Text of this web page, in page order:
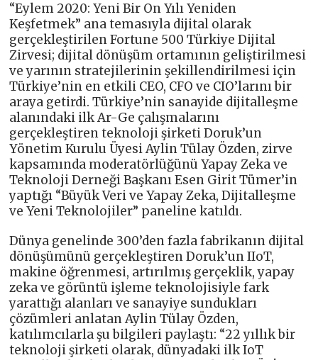
“Eylem 2020: Yeni Bir On Yılı Yeniden
Keşfetmek” ana temasıyla dijital olarak
gerçekleştirilen Fortune 500 Türkiye Dijital
Zirvesi; dijital dönüşüm ortamının geliştirilmesi
ve yarının stratejilerinin şekillendirilmesi için
Türkiye’nin en etkili CEO, CFO ve CIO’larını bir
araya getirdi. Türkiye’nin sanayide dijitalleşme
alanındaki ilk Ar-Ge çalışmalarını
gerçekleştiren teknoloji şirketi Doruk’un
Yönetim Kurulu Üyesi Aylin Tülay Özden, zirve
kapsamında moderatörlüğünü Yapay Zeka ve
Teknoloji Derneği Başkanı Esen Girit Tümer’in
yaptığı “Büyük Veri ve Yapay Zeka, Dijitalleşme
ve Yeni Teknolojiler” paneline katıldı.
Dünya genelinde 300’den fazla fabrikanın dijital
dönüşümünü gerçekleştiren Doruk’un IIoT,
makine öğrenmesi, artırılmış gerçeklik, yapay
zeka ve görüntü işleme teknolojisiyle fark
yarattığı alanları ve sanayiye sundukları
çözümleri anlatan Aylin Tülay Özden,
katılımcılarla şu bilgileri paylaştı: “22 yıllık bir
teknoloji şirketi olarak, dünyadaki ilk IoT